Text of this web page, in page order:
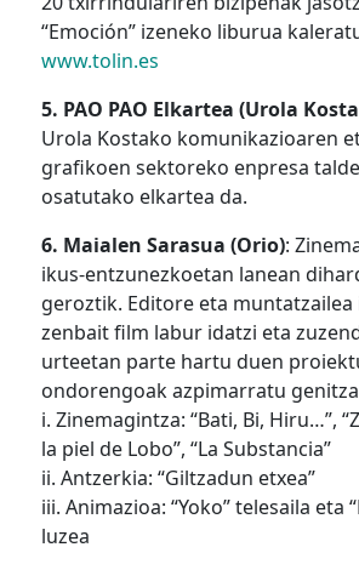
“Emoción” izeneko liburua
www.tolin.es
5. PAO PAO Elkartea (Urola
Urola Kostako komunikazioaren
grafikoen sektoreko enpresa
osatutako elkartea da.
6. Maialen Sarasua (Orio):
ikus-entzunezkoetan lanean
geroztik. Editore eta muntatzailea
zenbait film labur idatzi eta
urteetan parte hartu duen
ondorengoak azpimarratu
i. Zinemagintza: “Bati, Bi, Hiru…”,
la piel de Lobo”, “La Substancia”
ii. Antzerkia: “Giltzadun etxea”
iii. Animazioa: “Yoko” telesaila eta
luzea